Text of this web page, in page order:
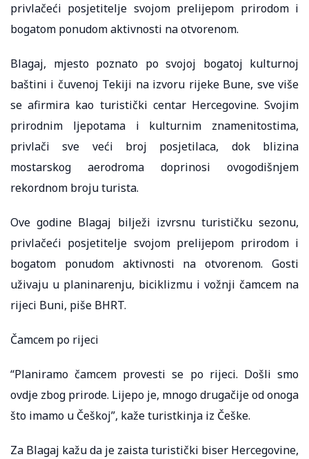
privlačeći posjetitelje svojom prelijepom prirodom i
bogatom ponudom aktivnosti na otvorenom.
Blagaj, mjesto poznato po svojoj bogatoj kulturnoj
baštini i čuvenoj Tekiji na izvoru rijeke Bune, sve više
se afirmira kao turistički centar Hercegovine. Svojim
prirodnim ljepotama i kulturnim znamenitostima,
privlači sve veći broj posjetilaca, dok blizina
mostarskog aerodroma doprinosi ovogodišnjem
rekordnom broju turista.
Ove godine Blagaj bilježi izvrsnu turističku sezonu,
privlačeći posjetitelje svojom prelijepom prirodom i
bogatom ponudom aktivnosti na otvorenom. Gosti
uživaju u planinarenju, biciklizmu i vožnji čamcem na
rijeci Buni, piše BHRT.
Čamcem po rijeci
“Planiramo čamcem provesti se po rijeci. Došli smo
ovdje zbog prirode. Lijepo je, mnogo drugačije od onoga
što imamo u Češkoj”, kaže turistkinja iz Češke.
Za Blagaj kažu da je zaista turistički biser Hercegovine,